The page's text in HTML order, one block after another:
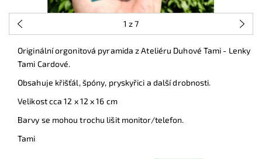
1 z 7
Originální orgonitová pyramida z Ateliéru Duhové Tami - Lenky
Tami Cardové.
Obsahuje křišťál, špóny, pryskyřici a další drobnosti.
Velikost cca 12 x 12 x 16 cm
Barvy se mohou trochu lišit monitor/telefon.
Tami